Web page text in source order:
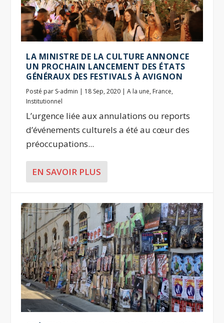
LA MINISTRE DE LA CULTURE ANNONCE
UN PROCHAIN LANCEMENT DES ÉTATS
GÉNÉRAUX DES FESTIVALS À AVIGNON
Posté par S-admin | 18 Sep, 2020 |A la une, France,
Institutionnel
L’urgence liée aux annulations ou reports
d’événements culturels a été au cœur des
préoccupations...
EN SAVOIR PLUS